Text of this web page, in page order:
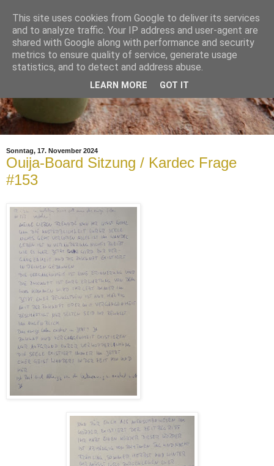
Sonntag, 17. November 2024
Ouija-Board Sitzung / Kardec Frage
#153
This site uses cookies from Google to deliver its services
and to analyze traffic. Your IP address and user-agent are
shared with Google along with performance and security
metrics to ensure quality of service, generate usage
statistics, and to detect and address abuse.
LEARN MORE GOT IT